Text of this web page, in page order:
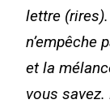
lettre
n’empêche
et la
vous